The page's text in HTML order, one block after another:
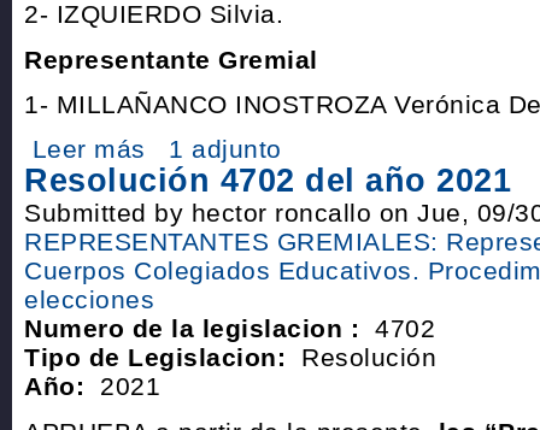
2- IZQUIERDO Silvia.
Representante Gremial
1- MILLAÑANCO INOSTROZA Verónica
Leer más
1 adjunto
Resolución 4702 del año 2021
Submitted by hector roncallo on Jue, 09/
REPRESENTANTES GREMIALES:
Cuerpos Colegiados Educativos.
elecciones
Numero de la legislacion :
4702
Tipo de Legislacion:
Resolución
Año:
2021